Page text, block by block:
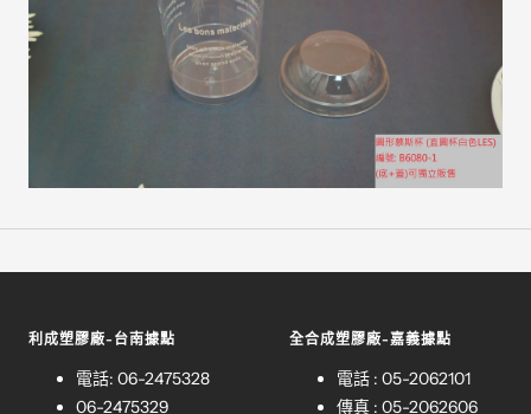
利成塑膠廠-台南據點
電話: 06-2475328
06-2475329
全合成塑膠廠-嘉義據點
電話 : 05-2062101
傳真 : 05-2062606